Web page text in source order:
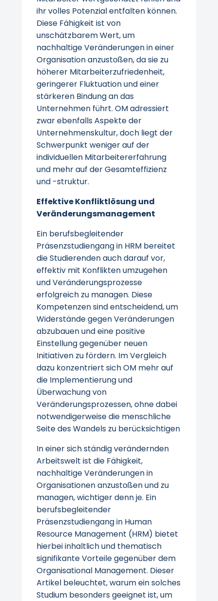
ihr volles Potenzial entfalten können.
Diese Fähigkeit ist von
unschätzbarem Wert, um
nachhaltige Veränderungen in einer
Organisation anzustoßen, da sie zu
höherer Mitarbeiterzufriedenheit,
geringerer Fluktuation und einer
stärkeren Bindung an das
Unternehmen führt. OM adressiert
zwar ebenfalls Aspekte der
Unternehmenskultur, doch liegt der
Schwerpunkt weniger auf der
individuellen Mitarbeitererfahrung
und mehr auf der Gesamteffizienz
und -struktur.
Effektive Konfliktlösung und
Veränderungsmanagement
Ein berufsbegleitender
Präsenzstudiengang in HRM bereitet
die Studierenden auch darauf vor,
effektiv mit Konflikten umzugehen
und Veränderungsprozesse
erfolgreich zu managen. Diese
Kompetenzen sind entscheidend, um
Widerstände gegen Veränderungen
abzubauen und eine positive
Einstellung gegenüber neuen
Initiativen zu fördern. Im Vergleich
dazu konzentriert sich OM mehr auf
die Implementierung und
Überwachung von
Veränderungsprozessen, ohne dabei
notwendigerweise die menschliche
Seite des Wandels zu berücksichtigen
In einer sich ständig verändernden
Arbeitswelt ist die Fähigkeit,
nachhaltige Veränderungen in
Organisationen anzustoßen und zu
managen, wichtiger denn je. Ein
berufsbegleitender
Präsenzstudiengang in Human
Resource Management (HRM) bietet
hierbei inhaltlich und thematisch
signifikante Vorteile gegenüber dem
Organisational Management. Dieser
Artikel beleuchtet, warum ein solches
Studium besonders geeignet ist, um